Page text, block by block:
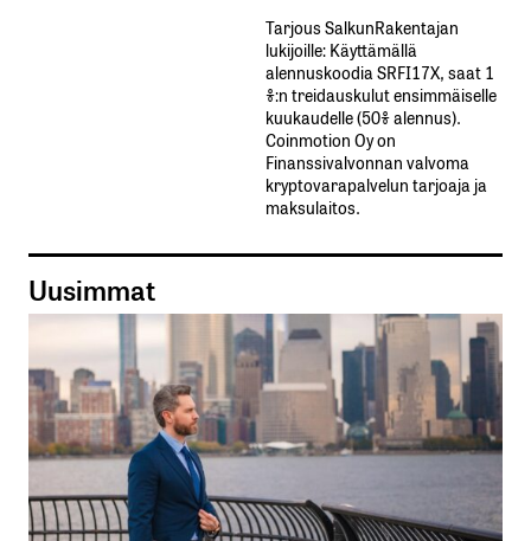
Tarjous SalkunRakentajan
lukijoille: Käyttämällä​ ​
alennuskoodia​ ​SRFI17X,​ ​saat​ ​1
%:n treidauskulut​ ​ensimmäiselle​ ​
kuukaudelle​ ​(50%​ ​alennus).
Coinmotion Oy on
Finanssivalvonnan valvoma
kryptovarapalvelun tarjoaja ja
maksulaitos.
Uusimmat